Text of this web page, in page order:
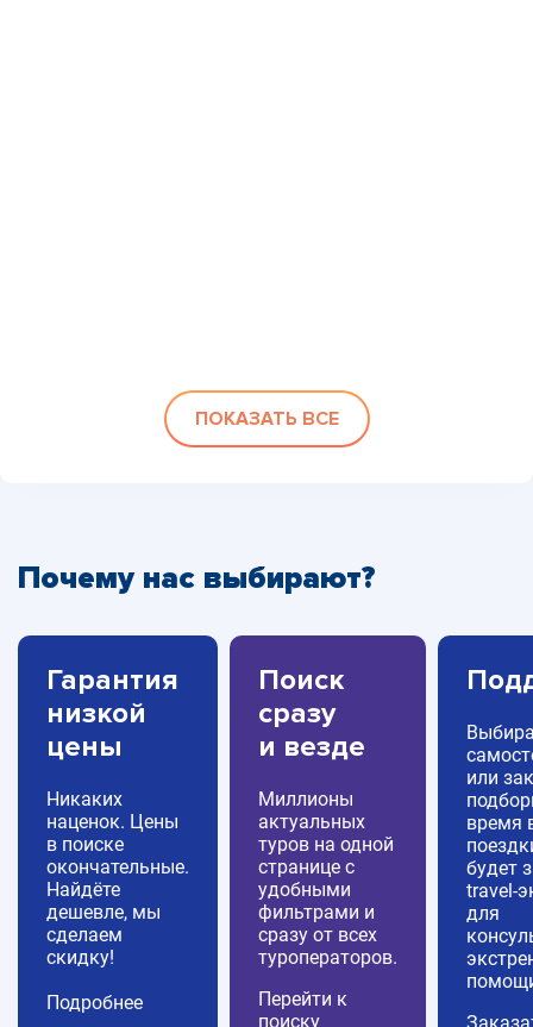
ПОКАЗАТЬ ВСЕ
Почему нас выбирают?
Гарантия
низкой
цены
Никаких
наценок. Цены
в поиске
окончательные.
Найдёте
дешевле, мы
сделаем
скидку!
Подробнее
Поиск
сразу
и везде
Миллионы
актуальных
туров на одной
странице с
удобными
фильтрами и
сразу от всех
туроператоров.
Перейти к
поиску
или
время
будет
travel-
для